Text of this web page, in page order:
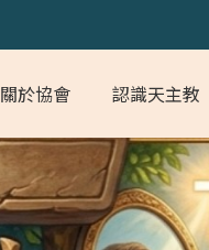
關於協會 認識天主教